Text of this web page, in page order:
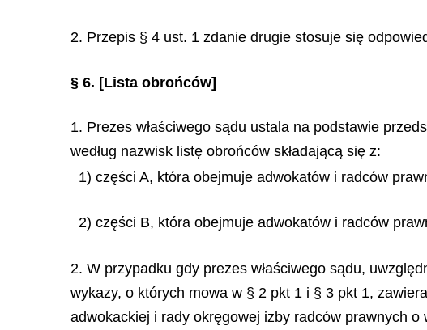
2. Przepis § 4 ust. 1 zdanie drugie stosuje się
§ 6. [Lista obrońców]
1. Prezes właściwego sądu ustala na podstawie
według nazwisk listę obrońców składającą się z:
1) części A, która obejmuje adwokatów i radców
2) części B, która obejmuje adwokatów i radców
2. W przypadku gdy prezes właściwego sądu,
wykazy, o których mowa w § 2 pkt 1 i § 3 pkt 1,
adwokackiej i rady okręgowej izby radców prawnych